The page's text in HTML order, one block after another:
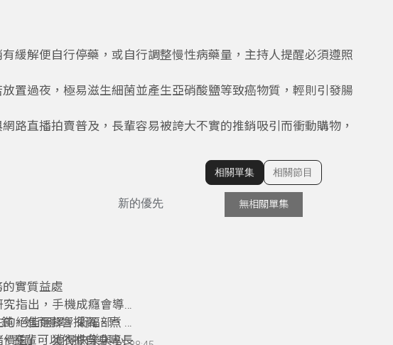
緩解便自行停藥，或自行調整慢性病藥量，主持人提醒必須遵照
置過夜，極易滋生細菌並產生亞硝酸鹽等致癌物質，輕則引發腸
路直播拍賣普及，長輩容易被誇大不實的推銷吸引而衝動購物，
新的優先
實質益處
指出，手機成癮會導
，進而影響採買、煮
絕佳選擇。衛福部、
長輩可以依據自身專長
值」，獲得快樂與心
顯示相關單集
相關單集 相關節目
無相關單集